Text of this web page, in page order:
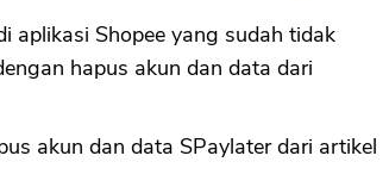
aplikasi Shopee yang sudah tidak
hapus akun dan data dari
akun dan data SPaylater dari artikel